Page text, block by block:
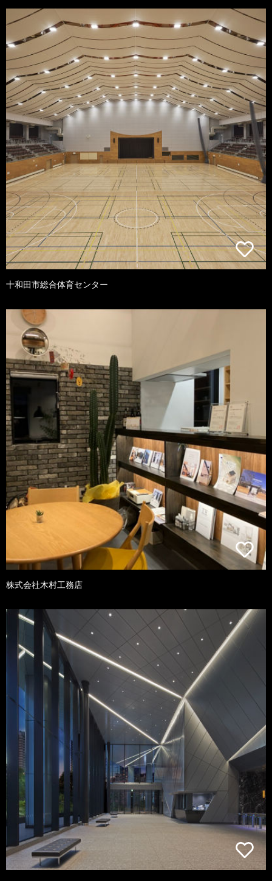
十和田市総合体育センター
株式会社木村工務店